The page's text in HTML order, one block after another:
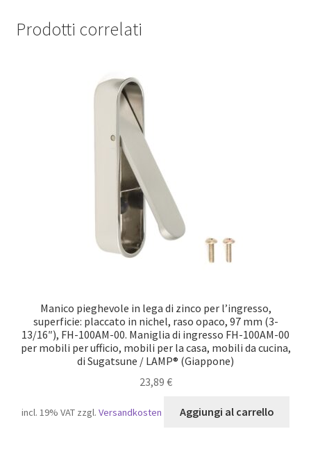
Prodotti correlati
Manico pieghevole in lega di zinco per l’ingresso,
superficie: placcato in nichel, raso opaco, 97 mm (3-
13/16″), FH-100AM-00. Maniglia di ingresso FH-100AM-00
per mobili per ufficio, mobili per la casa, mobili da cucina,
di Sugatsune / LAMP® (Giappone)
23,89 €
incl. 19% VAT zzgl. Versandkosten Aggiungi al carrello